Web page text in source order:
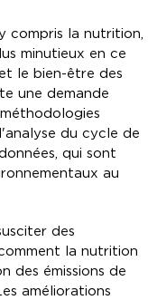
compris la nutrition,
minutieux en ce
le bien-être des
une demande
du cycle de
qui sont
au
des
la nutrition
des émissions de
améliorations